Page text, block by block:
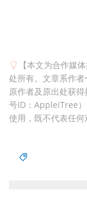
【本文为合作媒
处所有。文章系作
原作者及原出处获
号ID：AppleiTree
使用，既不代表任何